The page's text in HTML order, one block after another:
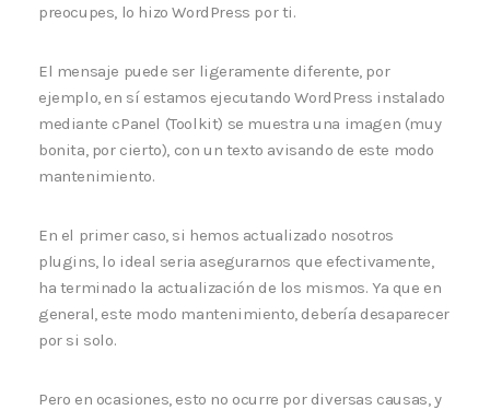
preocupes, lo hizo WordPress por ti.
El mensaje puede ser ligeramente diferente, por
ejemplo, en sí estamos ejecutando WordPress instalado
mediante cPanel (Toolkit) se muestra una imagen (muy
bonita, por cierto), con un texto avisando de este modo
mantenimiento.
En el primer caso, si hemos actualizado nosotros
plugins, lo ideal seria asegurarnos que efectivamente,
ha terminado la actualización de los mismos. Ya que en
general, este modo mantenimiento, debería desaparecer
por si solo.
Pero en ocasiones, esto no ocurre por diversas causas, y